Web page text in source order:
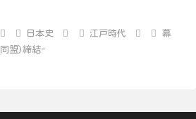
日本史 江戸時代
幕
盟)締結-